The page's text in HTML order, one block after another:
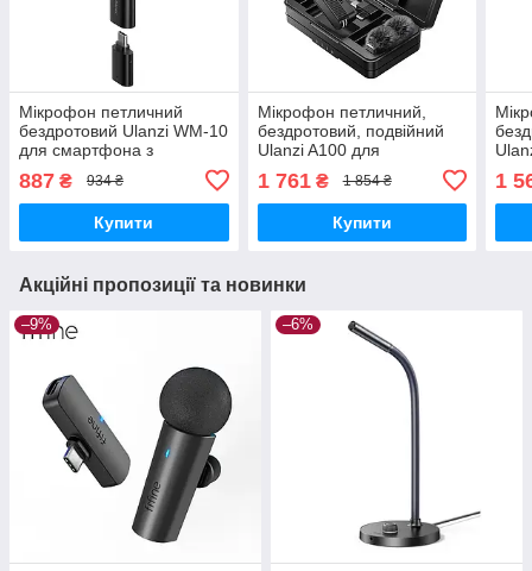
Мікрофон петличний
бездротовий Ulanzi WM-10
для смартфона з
887 ₴ 934 ₴
Купити
Мікрофон петличний,
бездротовий, подвійний
Ulanzi A100 для
USB Type-C, 3.5mm
1 761₴ 1 854 ₴
Купити
1
Акційні пропозиції та новинки
–9% –6%